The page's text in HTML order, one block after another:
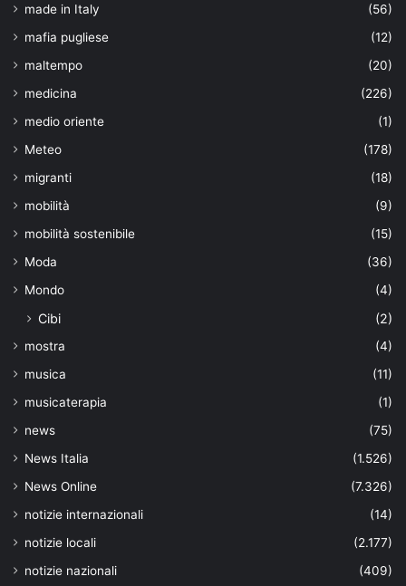
made in Italy
(56)
mafia pugliese
(12)
maltempo
(20)
medicina
(226)
medio oriente
(1)
Meteo
(178)
migranti
(18)
mobilità
(9)
mobilità sostenibile
(15)
Moda
(36)
Mondo
(4)
Cibi (2)
mostra
(4)
musica
(11)
musicaterapia
(1)
news
(75)
News Italia
(1.526)
News Online
(7.326)
notizie internazionali
(14)
notizie locali
(2.177)
notizie nazionali
(409)